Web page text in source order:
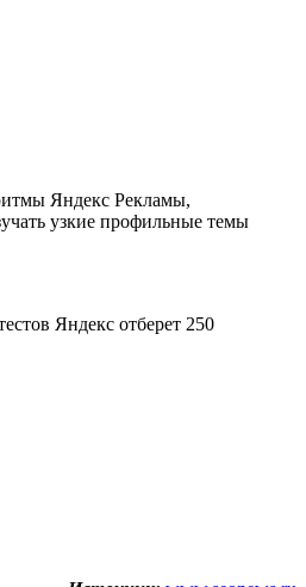
Яндекс Рекламы,
узкие профильные темы
Яндекс отберет 250